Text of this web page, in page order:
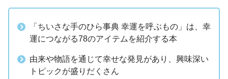
「ちいさな手のひら事典 幸運を呼ぶもの」は、幸
運につながる78のアイテムを紹介する本
由来や物語を通じて幸せな発見があり、興味深い
トピックが盛りだくさん